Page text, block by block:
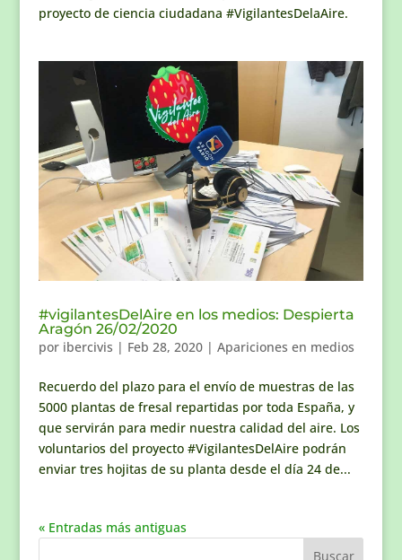
proyecto de ciencia ciudadana #VigilantesDelaAire.
#vigilantesDelAire en los medios: Despierta
Aragón 26/02/2020
por ibercivis | Feb 28, 2020| Apariciones en medios
Recuerdo del plazo para el envío de muestras de las
5000 plantas de fresal repartidas por toda España, y
que servirán para medir nuestra calidad del aire. Los
voluntarios del proyecto #VigilantesDelAire podrán
enviar tres hojitas de su planta desde el día 24 de...
« Entradas más antiguas